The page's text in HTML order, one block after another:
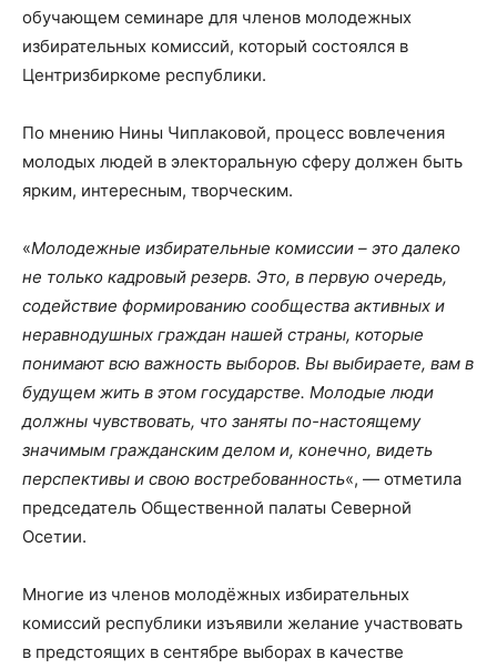
обучающем семинаре для членов молодежных
избирательных комиссий, который состоялся в
Центризбиркоме республики.
По мнению Нины Чиплаковой, процесс вовлечения
молодых людей в электоральную сферу должен быть
ярким, интересным, творческим.
«Молодежные избирательные комиссии – это далеко
не только кадровый резерв. Это, в первую очередь,
содействие формированию сообщества активных и
неравнодушных граждан нашей страны, которые
понимают всю важность выборов. Вы выбираете, вам в
будущем жить в этом государстве. Молодые люди
должны чувствовать, что заняты по-настоящему
значимым гражданским делом и, конечно, видеть
перспективы и свою востребованность«, — отметила
председатель Общественной палаты Северной
Осетии.
Многие из членов молодёжных избирательных
комиссий республики изъявили желание участвовать
в предстоящих в сентябре выборах в качестве